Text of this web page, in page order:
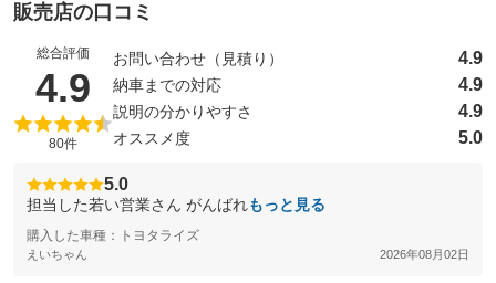
販売店の口コミ
総合評価
4.9 （5点満点中）
80件
お問い合わせ（見積り） 4.9
納車までの対応 4.9
説明の分かりやすさ 4.9
オススメ度 5.0
5.0
担当した若い営業さん がんばれもっと見る
購入した車種：トヨタライズ
えいちゃん 2026年08月02日